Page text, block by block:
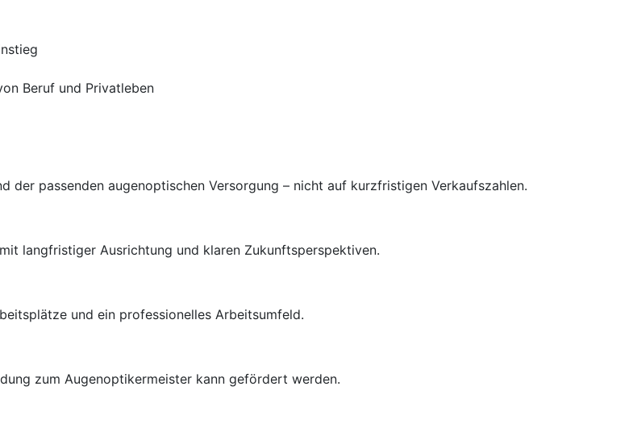
Beruf und Privatleben
der passenden augenoptischen Versorgung – nicht auf kurzfristigen Verkaufszahlen.
langfristiger Ausrichtung und klaren Zukunftsperspektiven.
und ein professionelles Arbeitsumfeld.
zum Augenoptikermeister kann gefördert werden.